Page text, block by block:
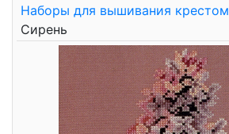
Наборы для вышивания крестом
Сирень